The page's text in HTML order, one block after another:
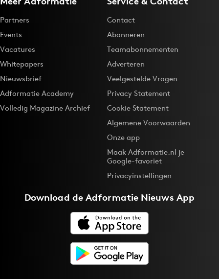
Partners
Events
Vacatures
Whitepapers
Nieuwsbrief
Adformatie Academy
Volledig Magazine Archief
Contact
Abonneren
Teamabonnementen
Adverteren
Veelgestelde Vragen
Privacy Statement
Cookie Statement
Algemene Voorwaarden
Onze app
Maak Adformatie.nl je
Google-favoriet
Privacyinstellingen
Download deAdformatie Nieuws App